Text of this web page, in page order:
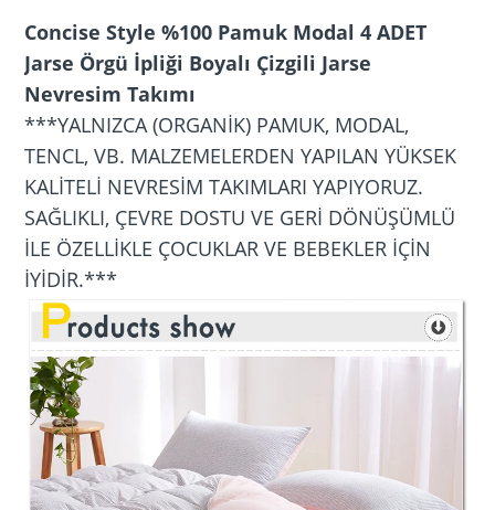
Concise Style %100 Pamuk Modal 4 ADET
Jarse Örgü İpliği Boyalı Çizgili Jarse
Nevresim Takımı
***YALNIZCA (ORGANİK) ​​PAMUK, MODAL,
TENCL, VB. MALZEMELERDEN YAPILAN YÜKSEK
KALİTELİ NEVRESİM TAKIMLARI YAPIYORUZ.
SAĞLIKLI, ÇEVRE DOSTU VE GERİ DÖNÜŞÜMLÜ
İLE ÖZELLİKLE ÇOCUKLAR VE BEBEKLER İÇİN
İYİDİR.***